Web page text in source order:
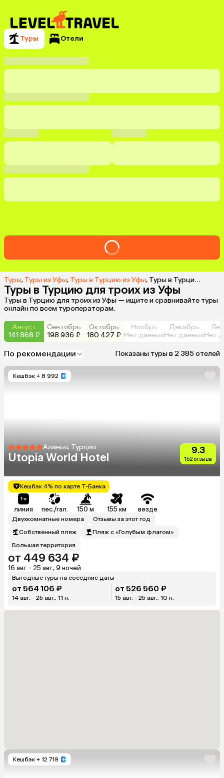
Туры Отели
Туры, Туры из Уфы, Туры в Турцию из Уфы, Туры в Турцию для троих из Уфы
Туры в Турцию для троих из Уфы
Туры в Турцию для троих из Уфы — ищите и сравнивайте туры
онлайн по всем туроператорам.
Август
141 868 ₽
Сентябрь
198 936 ₽
Октябрь
180 427 ₽
Ноябрь
Нет данных
Декабрь
Нет данныхНет
По рекомендации Показаны туры в 2 385 отелей
Кешбэк + 8 992
Аланья, Турция
Utopia World Hotel
9.3
152 отзыва
Кешбэк 4% по карте Т-Банка
линия пес./гал. 150 м 155 км везде
Двухкомнатные номера
Отзывы за этот год
Собственный пляж
Пляж с «Голубым флагом»
Большая территория
от 449 634 ₽
16 авг. - 25 авг., 9 ночей
Выгодные туры на соседние даты
от 564 106 ₽
14 авг. - 25 авг., 11 н.
от 526 560 ₽
15 авг. - 25 авг., 10 н.
Кешбэк + 12 719